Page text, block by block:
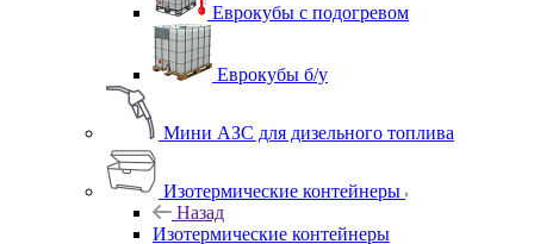
Еврокубы с подогревом
Еврокубы б/у
Мини АЗС для дизельного топлива
Изотермические контейнеры
Назад
Изотермические контейнеры